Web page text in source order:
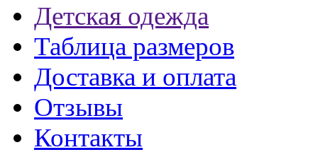
Детская одежда
Таблица размеров
Доставка и оплата
Отзывы
Контакты